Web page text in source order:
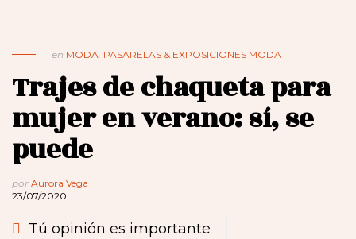
en MODA, PASARELAS & EXPOSICIONES MODA
Trajes de chaqueta para
mujer en verano: sí, se
puede
por Aurora Vega
23/07/2020
Tú opinión es importante